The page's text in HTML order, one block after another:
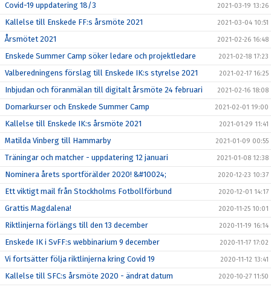
Covid-19 uppdatering 18/3 2021-03-19 13:26
Kallelse till Enskede FF:s årsmöte 2021 2021-03-04 10:51
Årsmötet 2021 2021-02-26 16:48
Enskede Summer Camp söker ledare och projektledare 2021-02-18 17:23
Valberedningens förslag till Enskede IK:s styrelse 2021 2021-02-17 16:25
Inbjudan och föranmälan till digitalt årsmöte 24 februari 2021-02-16 18:08
Domarkurser och Enskede Summer Camp 2021-02-01 19:00
Kallelse till Enskede IK:s årsmöte 2021 2021-01-29 11:41
Matilda Vinberg till Hammarby 2021-01-09 00:55
Träningar och matcher - uppdatering 12 januari 2021-01-08 12:38
Nominera årets sportförälder 2020! &#10024; 2020-12-23 10:37
Ett viktigt mail från Stockholms Fotbollförbund 2020-12-01 14:17
Grattis Magdalena! 2020-11-25 10:01
Riktlinjerna förlängs till den 13 december 2020-11-19 16:14
Enskede IK i SvFF:s webbinarium 9 december 2020-11-17 17:02
Vi fortsätter följa riktlinjerna kring Covid 19 2020-11-12 13:41
Kallelse till SFC:s årsmöte 2020 - ändrat datum 2020-10-27 11:50